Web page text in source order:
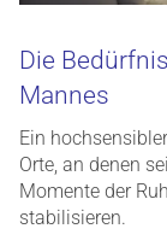
Die
Mannes
Ein
Orte, an denen
Momente der
stabilisieren.